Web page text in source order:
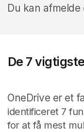
Du kan
De 7
OneDrive er et
identificeret 7
for at få mest